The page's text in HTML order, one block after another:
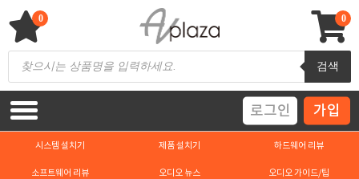
content
AV 플라자
하이파이 / 홈씨어터 전문 쇼핑몰
Products
search
검색
0
0
로그인 가입
시스템 설치기 제품 설치기 하드웨어 리뷰
소프트웨어 리뷰 오디오 뉴스 오디오 가이드/팁